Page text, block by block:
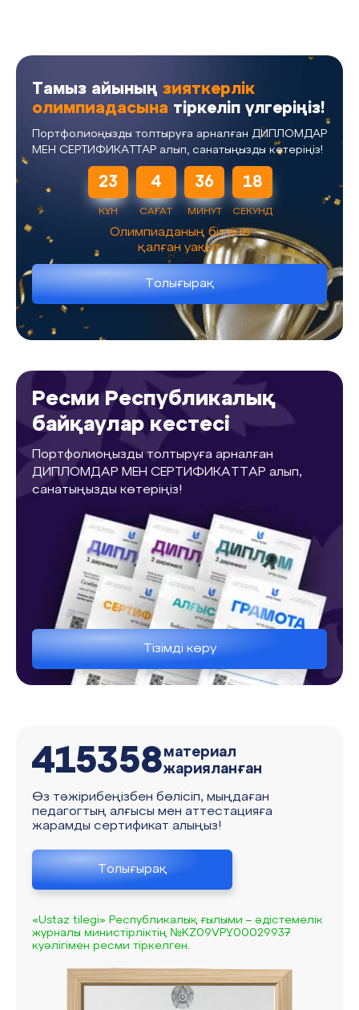
Тамыз айының зияткерлік
олимпиадасына тіркеліп үлгеріңіз!
Портфолиоңызды толтыруға арналған ДИПЛОМДАР
МЕН СЕРТИФИКАТТАР алып, санатыңызды көтеріңіз!
23
КҮН
4
САҒАТ
36
МИНУТ
18
СЕКУНД
Олимпиаданың бітуіне
қалған уақыт
Толығырақ
Ресми Республикалық
байқаулар кестесі
Портфолиоңызды толтыруға арналған
ДИПЛОМДАР МЕН СЕРТИФИКАТТАР алып,
санатыңызды көтеріңіз!
Тізімді көру
415358материал
жарияланған
Өз тәжірибеңізбен бөлісіп, мыңдаған
педагогтың алғысы мен аттестацияға
жарамды сертификат алыңыз!
Толығырақ
«Ustaz tilegi» Республикалық ғылыми – әдістемелік
журналы министірліктің №KZ09VPY00029937
куәлігімен ресми тіркелген.